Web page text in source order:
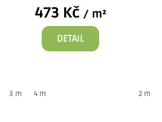
473 Kč / m²
DETAIL
3 m 4 m 2 m